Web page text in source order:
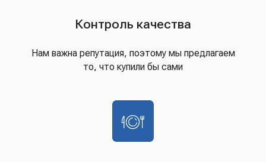
Контроль качества
Нам важна репутация, поэтому мы предлагаем
то, что купили бы сами